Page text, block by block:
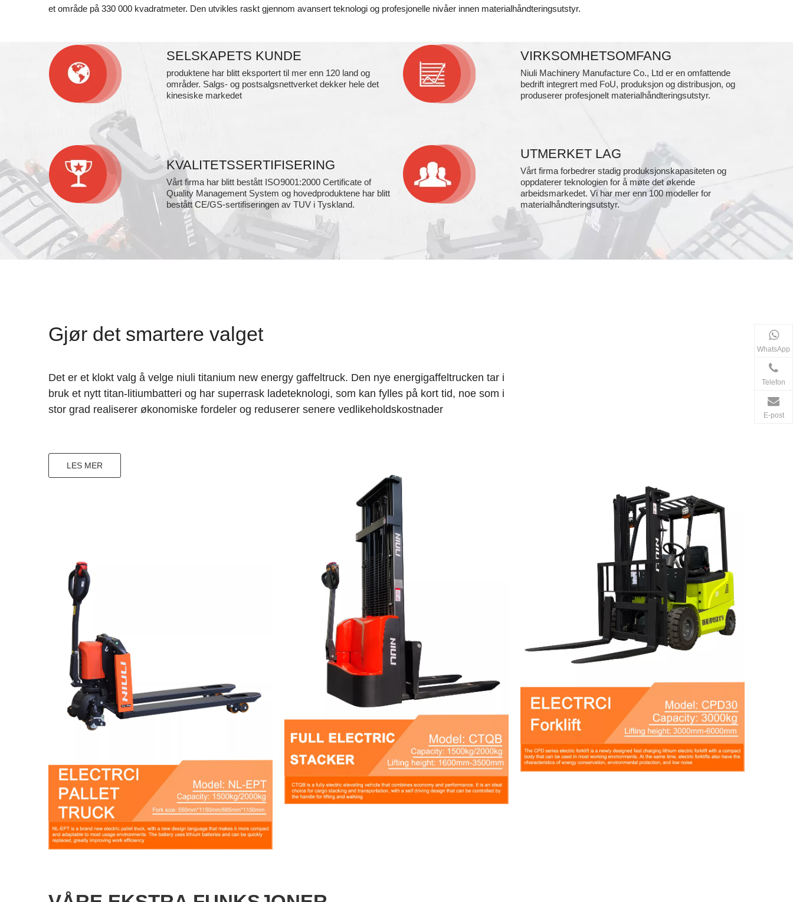
WhatsApp
Telefon
E-post
et område på 330 000 kvadratmeter. Den utvikles raskt gjennom avansert teknologi og profesjonelle nivåer innen materialhåndteringsutstyr.
SELSKAPETS KUNDE
produktene har blitt eksportert til mer enn 120 land og
områder. Salgs- og postsalgsnettverket dekker hele det
kinesiske markedet
KVALITETSSERTIFISERING
Vårt firma har blitt bestått ISO9001:2000 Certificate of
Quality Management System og hovedproduktene har blitt
bestått CE/GS-sertifiseringen av TUV i Tyskland.
VIRKSOMHETSOMFANG
Niuli Machinery Manufacture Co., Ltd er en omfattende
bedrift integrert med FoU, produksjon og distribusjon, og
produserer profesjonelt materialhåndteringsutstyr.
UTMERKET LAG
Vårt firma forbedrer stadig produksjonskapasiteten og
oppdaterer teknologien for å møte det økende
arbeidsmarkedet. Vi har mer enn 100 modeller for
materialhåndteringsutstyr.
Gjør det smartere valget
Det er et klokt valg å velge niuli titanium new energy gaffeltruck. Den nye energigaffeltrucken tar i
bruk et nytt titan-litiumbatteri og har superrask ladeteknologi, som kan fylles på kort tid, noe som i
stor grad realiserer økonomiske fordeler og reduserer senere vedlikeholdskostnader
LES MER